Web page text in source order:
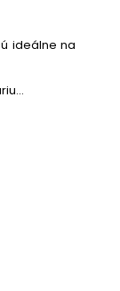
ideálne na